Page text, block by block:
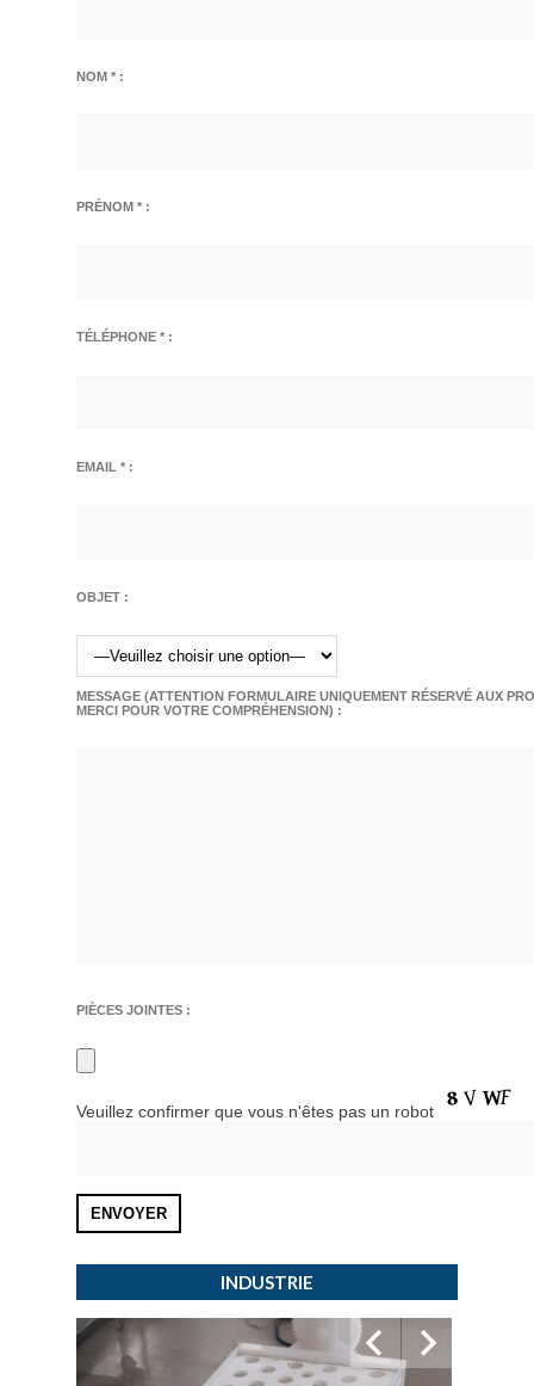
NOM * :
PRÉNOM * :
TÉLÉPHONE * :
EMAIL * :
OBJET :
MESSAGE (ATTENTION FORMULAIRE UNIQUEMENT RÉSERVÉ AUX
MERCI POUR VOTRE COMPRÉHENSION) :
PIÈCES JOINTES :
Veuillez confirmer que vous n'êtes pas un robot
INDUSTRIE